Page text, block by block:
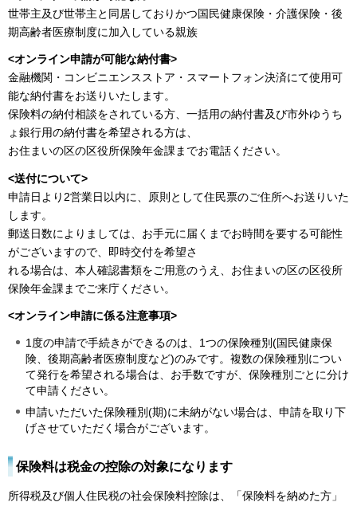
世帯主及び世帯主と同居しておりかつ国民健康保険・介護保険・後
期高齢者医療制度に加入している親族
<オンライン申請が可能な納付書>
金融機関・コンビニエンスストア・スマートフォン決済にて使用可
能な納付書をお送りいたします。
保険料の納付相談をされている方、一括用の納付書及び市外ゆうち
ょ銀行用の納付書を希望される方は、
お住まいの区の区役所保険年金課までお電話ください。
<送付について>
申請日より2営業日以内に、原則として住民票のご住所へお送りいた
します。
郵送日数によりましては、お手元に届くまでお時間を要する可能性
がございますので、即時交付を希望さ
れる場合は、本人確認書類をご用意のうえ、お住まいの区の区役所
保険年金課までご来庁ください。
<オンライン申請に係る注意事項>
1度の申請で手続きができるのは、1つの保険種別(国民健康保
険、後期高齢者医療制度など)のみです。複数の保険種別につい
て発行を希望される場合は、お手数ですが、保険種別ごとに分け
て申請ください。
申請いただいた保険種別(期)に未納がない場合は、申請を取り下
げさせていただく場合がございます。
保険料は税金の控除の対象になります
所得税及び個人住民税の社会保険料控除は、「保険料を納めた方」